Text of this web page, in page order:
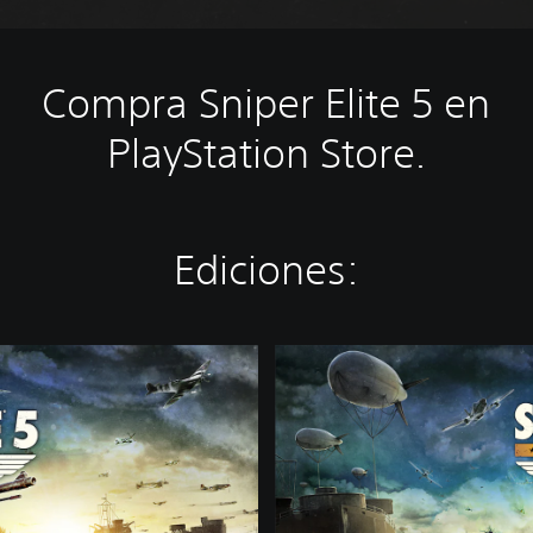
Compra Sniper Elite 5 en
PlayStation Store.
Ediciones:
D
e
u
x
e